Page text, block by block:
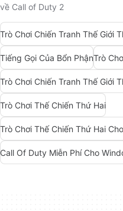
về Call of Duty 2
Tiếng Gọi Của Bổn PhậnTrò
Trò Chơi Thế Chiến Thứ Hai
Call Of Duty Miễn Phí Cho